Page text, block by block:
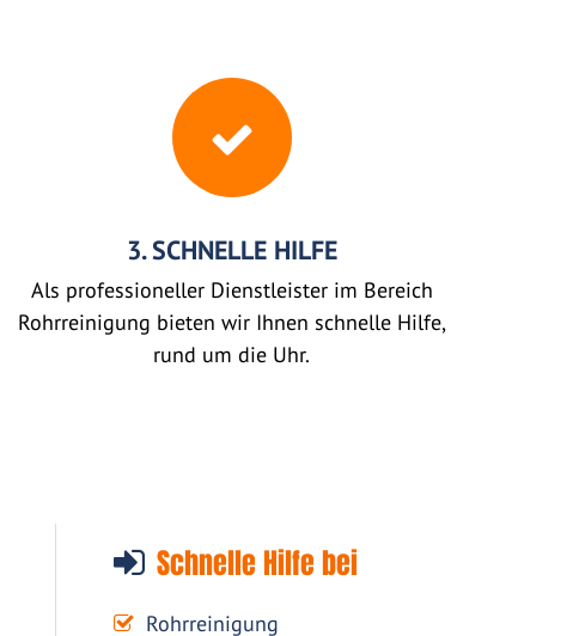
3. SCHNELLE HILFE
Als professioneller Dienstleister im Bereich
Rohrreinigung bieten wir Ihnen schnelle Hilfe,
rund um die Uhr.
Schnelle Hilfe bei
Rohrreinigung